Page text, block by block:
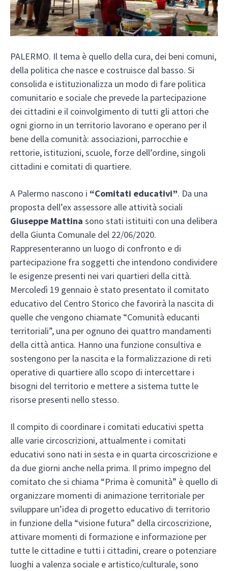
PALERMO. Il tema è quello della cura, dei beni comuni,
della politica che nasce e costruisce dal basso. Si
consolida e istituzionalizza un modo di fare politica
comunitario e sociale che prevede la partecipazione
dei cittadini e il coinvolgimento di tutti gli attori che
ogni giorno in un territorio lavorano e operano per il
bene della comunità: associazioni, parrocchie e
rettorie, istituzioni, scuole, forze dell’ordine, singoli
cittadini e comitati di quartiere.
A Palermo nascono i “Comitati educativi”. Da una
proposta dell’ex assessore alle attività sociali
Giuseppe Mattina sono stati istituiti con una delibera
della Giunta Comunale del 22/06/2020.
Rappresenteranno un luogo di confronto e di
partecipazione fra soggetti che intendono condividere
le esigenze presenti nei vari quartieri della città.
Mercoledì 19 gennaio è stato presentato il comitato
educativo del Centro Storico che favorirà la nascita di
quelle che vengono chiamate “Comunità educanti
territoriali”, una per ognuno dei quattro mandamenti
della città antica. Hanno una funzione consultiva e
sostengono per la nascita e la formalizzazione di reti
operative di quartiere allo scopo di intercettare i
bisogni del territorio e mettere a sistema tutte le
risorse presenti nello stesso.
Il compito di coordinare i comitati educativi spetta
alle varie circoscrizioni, attualmente i comitati
educativi sono nati in sesta e in quarta circoscrizione e
da due giorni anche nella prima. Il primo impegno del
comitato che si chiama “Prima è comunità” è quello di
organizzare momenti di animazione territoriale per
sviluppare un’idea di progetto educativo di territorio
in funzione della “visione futura” della circoscrizione,
attivare momenti di formazione e informazione per
tutte le cittadine e tutti i cittadini, creare o potenziare
luoghi a valenza sociale e artistico/culturale, sono